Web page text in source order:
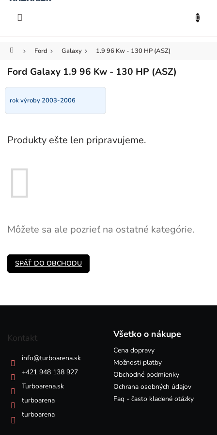
Prejsť
obsah
DomovFord Galaxy 1.9 96 Kw - 130 HP (ASZ)
Ford Galaxy 1.9 96 Kw - 130 HP (ASZ)
rok výroby 2003-2006
Produkty ešte len pripravujeme.
Môžete sa ale pozrieť na ostatné kategórie.
SPÄŤ DO OBCHODU
Kontakt
info@turboarena.sk
+421 948 138 927
Turboarena.sk
turboarena
turboarena
Všetko o nákupe
Cena dopravy
Možnosti platby
Obchodné podmienky
Ochrana osobných údajov
Faq - často kladené otázky